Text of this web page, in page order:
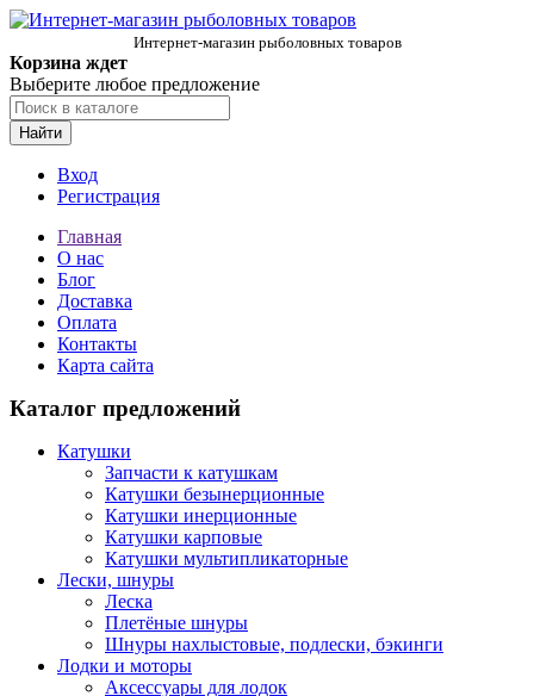
Интернет-магазин рыболовных товаров
Корзина ждет
Выберите любое предложение
Найти
Вход
Регистрация
Главная
О нас
Блог
Доставка
Оплата
Контакты
Карта сайта
Каталог предложений
Катушки
Запчасти к катушкам
Катушки безынерционные
Катушки инерционные
Катушки карповые
Катушки мультипликаторные
Лески, шнуры
Леска
Плетёные шнуры
Шнуры нахлыстовые, подлески, бэкинги
Лодки и моторы
Аксессуары для лодок